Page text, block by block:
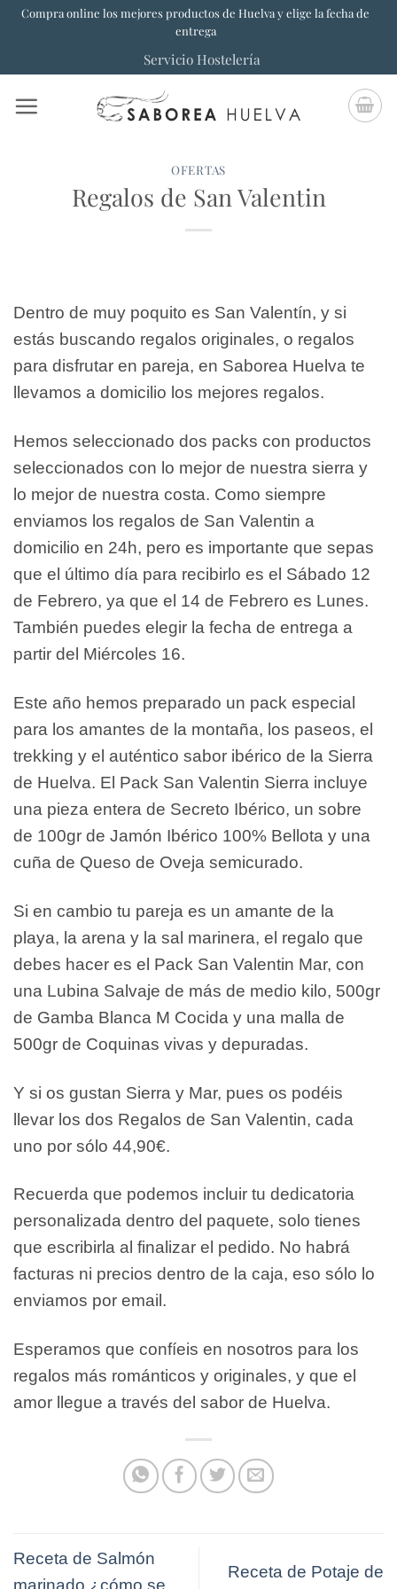
SaltarCompra online los mejores productos de Huelva y elige la fecha de
entrega
Servicio Hostelería
OFERTAS
Regalos de San Valentin
Dentro de muy poquito es San Valentín, y si
estás buscando regalos originales, o regalos
para disfrutar en pareja, en Saborea Huelva te
llevamos a domicilio los mejores regalos.
Hemos seleccionado dos packs con productos
seleccionados con lo mejor de nuestra sierra y
lo mejor de nuestra costa. Como siempre
enviamos los regalos de San Valentin a
domicilio en 24h, pero es importante que sepas
que el último día para recibirlo es el Sábado 12
de Febrero, ya que el 14 de Febrero es Lunes.
También puedes elegir la fecha de entrega a
partir del Miércoles 16.
Este año hemos preparado un pack especial
para los amantes de la montaña, los paseos, el
trekking y el auténtico sabor ibérico de la Sierra
de Huelva. El Pack San Valentin Sierra incluye
una pieza entera de Secreto Ibérico, un sobre
de 100gr de Jamón Ibérico 100% Bellota y una
cuña de Queso de Oveja semicurado.
Si en cambio tu pareja es un amante de la
playa, la arena y la sal marinera, el regalo que
debes hacer es el Pack San Valentin Mar, con
una Lubina Salvaje de más de medio kilo, 500gr
de Gamba Blanca M Cocida y una malla de
500gr de Coquinas vivas y depuradas.
Y si os gustan Sierra y Mar, pues os podéis
llevar los dos Regalos de San Valentin, cada
uno por sólo 44,90€.
Recuerda que podemos incluir tu dedicatoria
personalizada dentro del paquete, solo tienes
que escribirla al finalizar el pedido. No habrá
facturas ni precios dentro de la caja, eso sólo lo
enviamos por email.
Esperamos que confíeis en nosotros para los
regalos más románticos y originales, y que el
amor llegue a través del sabor de Huelva.
Receta de Salmón
marinado ¿cómo se
Receta de Potaje de